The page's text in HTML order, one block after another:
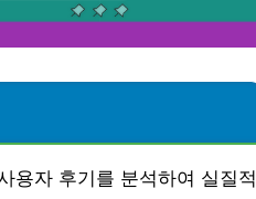
용자 후기를 분석하여 실질적